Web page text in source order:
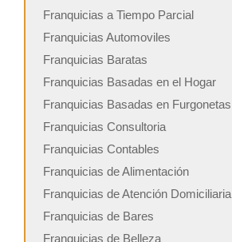
Franquicias a Tiempo Parcial
Franquicias Automoviles
Franquicias Baratas
Franquicias Basadas en el Hogar
Franquicias Basadas en Furgonetas
Franquicias Consultoria
Franquicias Contables
Franquicias de Alimentación
Franquicias de Atención Domiciliaria
Franquicias de Bares
Franquicias de Belleza